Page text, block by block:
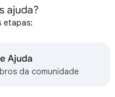
ajuda?
etapas:
Ajuda
da comunidade